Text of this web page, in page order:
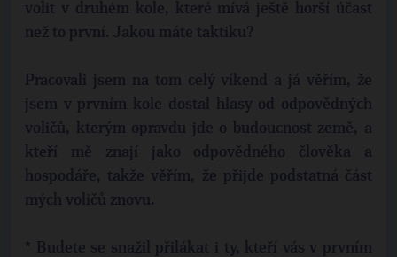
volit v druhém kole, které mívá ještě horší účast
než to první. Jakou máte taktiku?
Pracovali jsem na tom celý víkend a já věřím, že
jsem v prvním kole dostal hlasy od odpovědných
voličů, kterým opravdu jde o budoucnost země, a
kteří mě znají jako odpovědného člověka a
hospodáře, takže věřím, že přijde podstatná část
mých voličů znovu.
* Budete se snažil přilákat i ty, kteří vás v prvním